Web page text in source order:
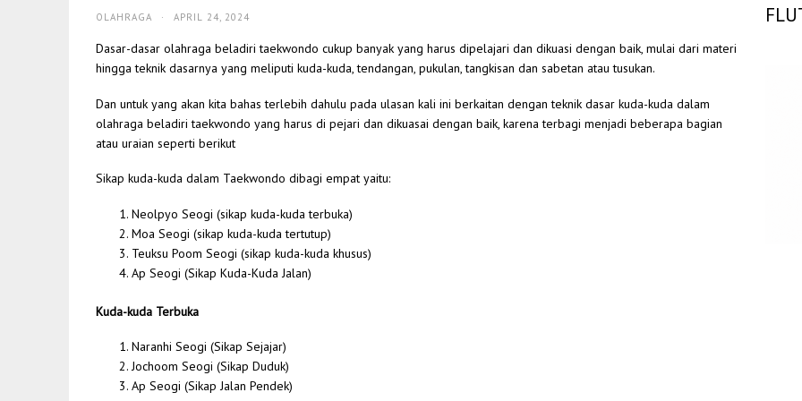
OLAHRAGA · APRIL 24, 2024
Dasar-dasar olahraga beladiri taekwondo cukup banyak yang harus dipelajari dan dikuasi dengan baik, mulai dari materi
hingga teknik dasarnya yang meliputi kuda-kuda, tendangan, pukulan, tangkisan dan sabetan atau tusukan.
Dan untuk yang akan kita bahas terlebih dahulu pada ulasan kali ini berkaitan dengan teknik dasar kuda-kuda dalam
olahraga beladiri taekwondo yang harus di pejari dan dikuasai dengan baik, karena terbagi menjadi beberapa bagian
atau uraian seperti berikut
Sikap kuda-kuda dalam Taekwondo dibagi empat yaitu:
Neolpyo Seogi (sikap kuda-kuda terbuka)
Moa Seogi (sikap kuda-kuda tertutup)
Teuksu Poom Seogi (sikap kuda-kuda khusus)
Ap Seogi (Sikap Kuda-Kuda Jalan)
Kuda-kuda Terbuka
Naranhi Seogi (Sikap Sejajar)
Jochoom Seogi (Sikap Duduk)
Ap Seogi (Sikap Jalan Pendek)